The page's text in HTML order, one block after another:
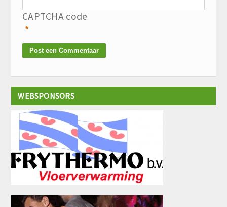
CAPTCHA code
*
WEBSPONSORS